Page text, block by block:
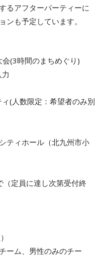
るアフターパーティーに
ンも予定しています。
(3時間のまちめぐり)
数限定：希望者のみ別
ィホール（北九州市小
定員に達し次第受付終
ム、男性のみのチー